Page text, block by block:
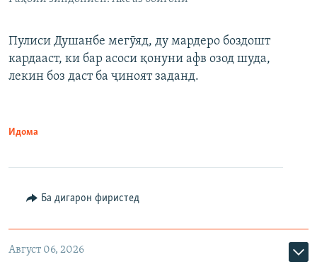
Пулиси Душанбе мегӯяд, ду мардеро боздошт
кардааст, ки бар асоси қонуни афв озод шуда,
лекин боз даст ба ҷиноят заданд.
Идома
Ба дигарон фиристед
Август 06, 2026